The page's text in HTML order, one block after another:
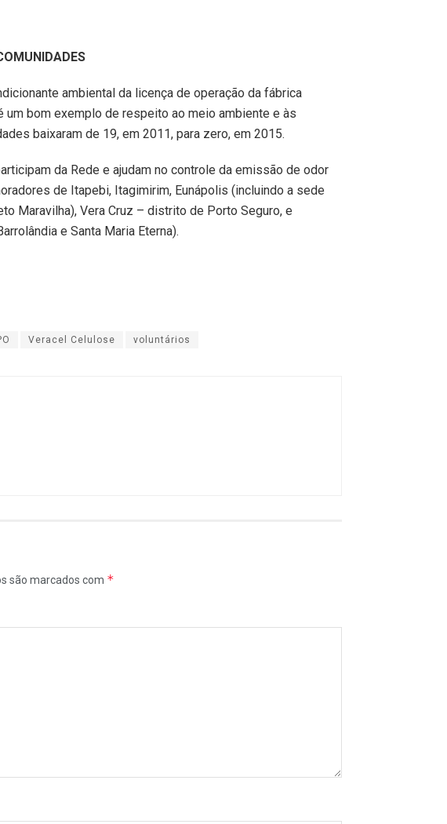
ambiental da licença de operação da fábrica
um bom exemplo de respeito ao meio ambiente e às
baixaram de 19, em 2011, para zero, em 2015.
da Rede e ajudam no controle da emissão de odor
de Itapebi, Itagimirim, Eunápolis (incluindo a sede
Maravilha), Vera Cruz – distrito de Porto Seguro, e
e Santa Maria Eterna).
Veracel Celulose voluntários
são marcados com *